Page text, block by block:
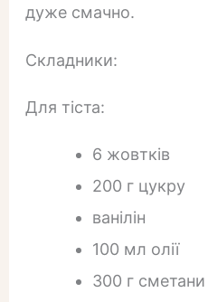
дуже смачно.
Складники:
Для тіста:
6 жовтків
200 г цукру
ванілін
100 мл олії
300 г